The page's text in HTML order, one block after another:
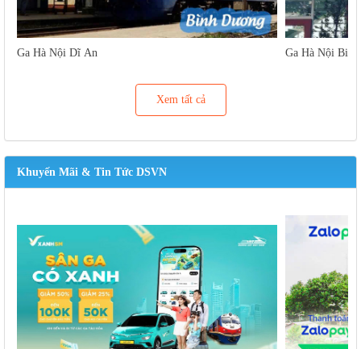
Ga Hà Nội Dĩ An Ga Hà Nội Biên
Xem tất cả
Khuyến Mãi & Tin Tức DSVN